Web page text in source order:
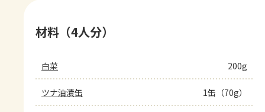
材料（4人分）
白菜 200g
ツナ油漬缶 1缶（70g）